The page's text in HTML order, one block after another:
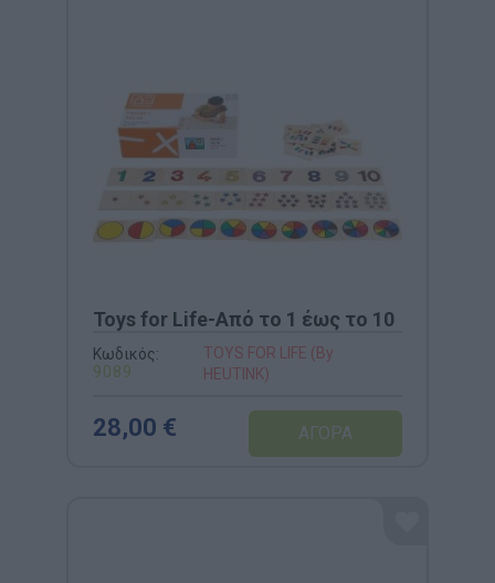
Toys for Life-Από το 1 έως το 10
Κωδικός:
9089
TOYS FOR LIFE (By
HEUTINK)
28,00 €